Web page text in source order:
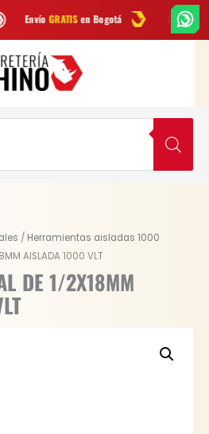
GRATISen Bogotá Envío gratis a todo
/ Herramientas aisladas 1000
AISLADA 1000 VLT
DE 1/2X18MM